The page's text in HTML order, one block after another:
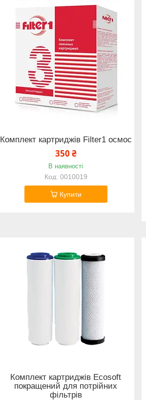
Комплект картриджів Filter1 осмос
350 ₴
В наявності
0010019
Купити
Комплект картриджів Ecosoft
покращений для потрійних
фільтрів